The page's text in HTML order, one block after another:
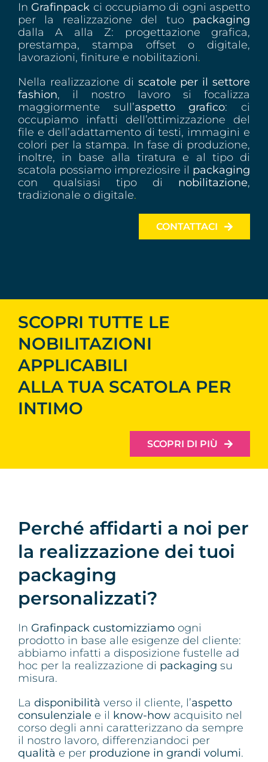
In Grafinpack ci occupiamo di ogni aspetto
per la realizzazione del tuo packaging
dalla A alla Z: progettazione grafica,
prestampa, stampa offset o digitale,
lavorazioni, finiture e nobilitazioni.
Nella realizzazione di scatole per il settore
fashion, il nostro lavoro si focalizza
maggiormente sull’aspetto grafico: ci
occupiamo infatti dell’ottimizzazione del
file e dell’adattamento di testi, immagini e
colori per la stampa. In fase di produzione,
inoltre, in base alla tiratura e al tipo di
scatola possiamo impreziosire il packaging
con qualsiasi tipo di nobilitazione,
tradizionale o digitale.
CONTATTACI
SCOPRI TUTTE LE
NOBILITAZIONI
APPLICABILI
ALLA TUA SCATOLA PER
INTIMO
SCOPRI DI PIÙ
Perché affidarti a noi per
la realizzazione dei tuoi
packaging
personalizzati?
In Grafinpack customizziamoogni
prodotto in base alle esigenze del cliente:
abbiamo infatti a disposizione fustelle ad
hoc per la realizzazione di packaging su
misura.
La disponibilità verso il cliente, l’aspetto
consulenziale e il know-howacquisito nel
corso degli anni caratterizzano da sempre
il nostro lavoro, differenziandoci per
qualità e per produzione in grandi volumi.